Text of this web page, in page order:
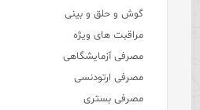
گوش و حلق و بینی
مراقبت های ویژه
مصرفی آزمایشگاهی
مصرفی ارتودنسی
مصرفی بستری